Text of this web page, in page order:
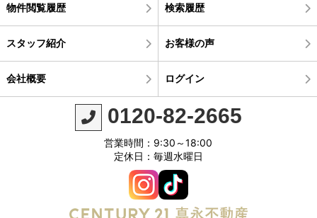
物件閲覧履歴 検索履歴
スタッフ紹介 お客様の声
会社概要 ログイン
0120-82-2665
営業時間：9:30～18:00
定休日：毎週水曜日